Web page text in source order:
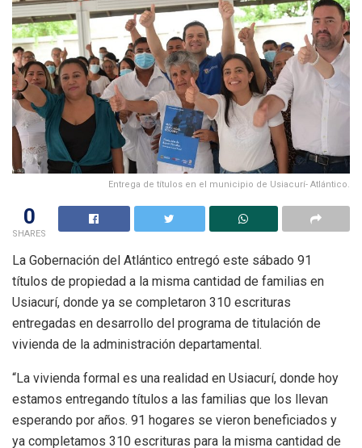
Entrega de títulos en el municipio de Usiacurí- Atlántico.
0
SHARES
La Gobernación del Atlántico entregó este sábado 91
títulos de propiedad a la misma cantidad de familias en
Usiacurí, donde ya se completaron 310 escrituras
entregadas en desarrollo del programa de titulación de
vivienda de la administración departamental.
“La vivienda formal es una realidad en Usiacurí, donde hoy
estamos entregando títulos a las familias que los llevan
esperando por años. 91 hogares se vieron beneficiados y
ya completamos 310 escrituras para la misma cantidad de